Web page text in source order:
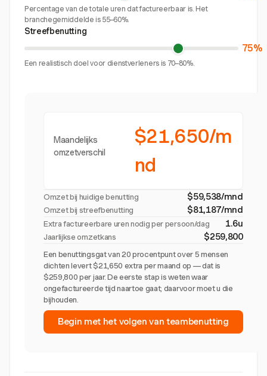
Percentage van de totale uren dat factureerbaar is. Het
branchegemiddelde is 55–60%.
Streefbenutting
75%
Een realistisch doel voor dienstverleners is 70–80%.
Maandelijks
omzetverschil
$21,650/m
nd
Omzet bij huidige benutting $59,538/mnd
Omzet bij streefbenutting $81,187/mnd
Extra factureerbare uren nodig per persoon/dag 1.6u
Jaarlijkse omzetkans $259,800
Een benuttingsgat van 20 procentpunt over 5 mensen
dichten levert $21,650 extra per maand op — dat is
$259,800 per jaar. De eerste stap is weten waar
ongefactureerde tijd naartoe gaat; daarvoor moet u die
bijhouden.
Begin met het volgen van teambenutting